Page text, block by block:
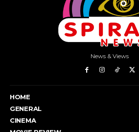
News & Views
HOME
GENERAL
CINEMA